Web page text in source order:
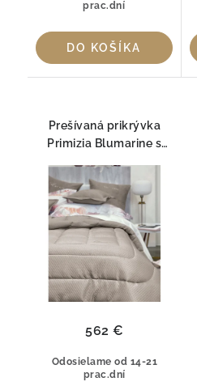
prac.dní
DO KOŠÍKA
Prešívaná prikrývka
Primizia Blumarine s
Sepia
Odosielame od 14-21
prac.dní
562 €